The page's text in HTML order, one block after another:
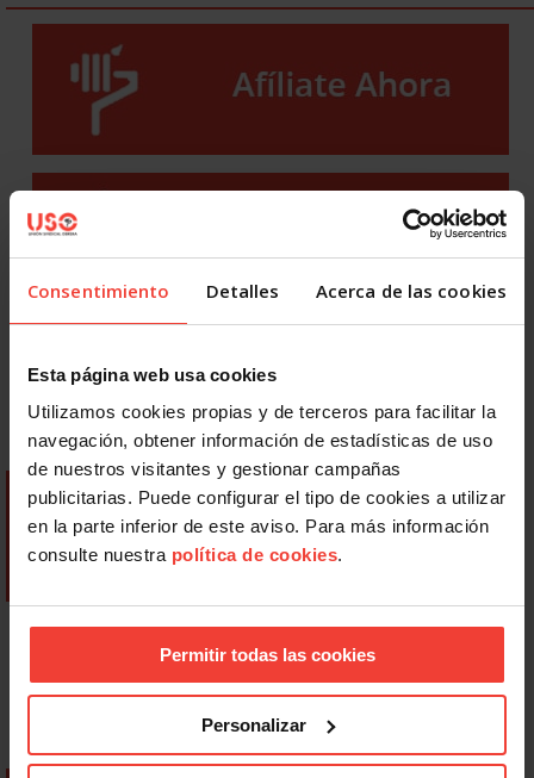
Consentimiento Detalles Acerca de las cookies
Esta página web usa cookies
Utilizamos cookies propias y de terceros para facilitar la
navegación, obtener información de estadísticas de uso
de nuestros visitantes y gestionar campañas
publicitarias. Puede configurar el tipo de cookies a utilizar
en la parte inferior de este aviso. Para más información
consulte nuestra política de cookies.
Permitir todas las cookies
Personalizar